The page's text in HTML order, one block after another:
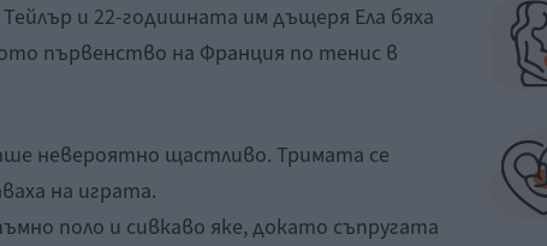
и 22-годишната им дъщеря Ела бяха
първенство на Франция по тенис в
невероятно щастливо. Тримата се
на играта.
поло и сивкаво яке, докато съпругата